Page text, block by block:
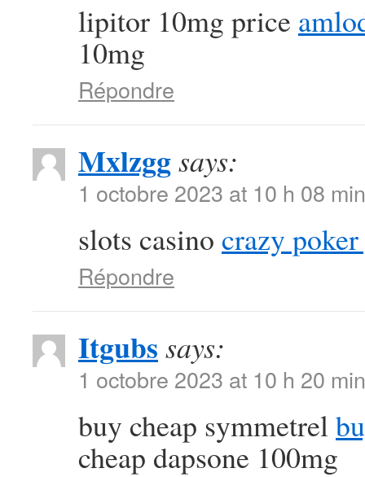
lipitor 10mg price
10mg
Répondre
Mxlzggsays:
1 octobre 2023 at 10 h 08 min
slots casino crazy poker
Répondre
Itgubs says:
1 octobre 2023 at 10 h 20 min
buy cheap symmetrel
cheap dapsone 100mg